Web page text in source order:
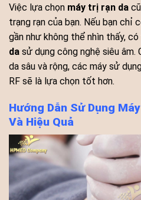
Việc lựa chọn máy trị rạn da
trạng rạn của bạn. Nếu bạn chỉ
gần như không thể nhìn thấy,
da sử dụng công nghệ siêu âm.
da sâu và rộng, các máy sử
RF sẽ là lựa chọn tốt hơn.
Hướng Dẫn Sử Dụng
Và Hiệu Quả